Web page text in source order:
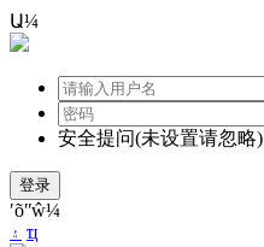
Ա¼
安全提问(未设置请忽略)
登录
ʹõʺŵ¼
۽ ҵ